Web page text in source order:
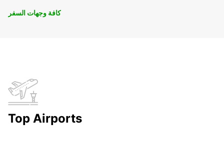
كافة وجهات السفر
Top Airports